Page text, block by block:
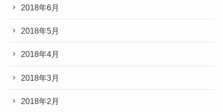
2018年6月
2018年5月
2018年4月
2018年3月
2018年2月